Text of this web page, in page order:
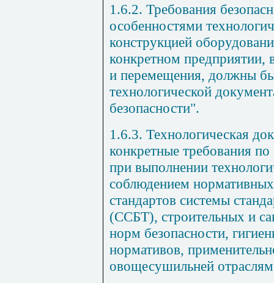
1.6.2. Требования
особенностями
конструкцией
конкретном предприятии,
и перемещения, должны
технологической
безопасности".
1.6.3. Технологическая
конкретные требования
при выполнении
соблюдением
стандартов системы
(ССБТ), строительных и
норм безопасности,
нормативов,
овощесушильней